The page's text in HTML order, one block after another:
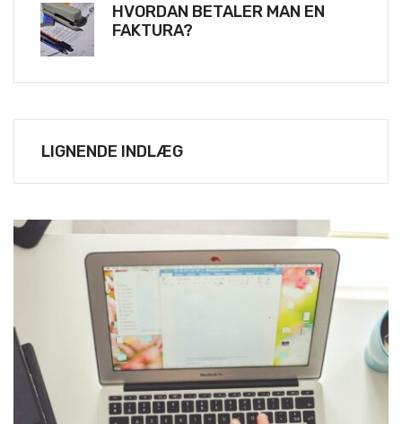
HVORDAN BETALER MAN EN
FAKTURA?
LIGNENDE INDLÆG